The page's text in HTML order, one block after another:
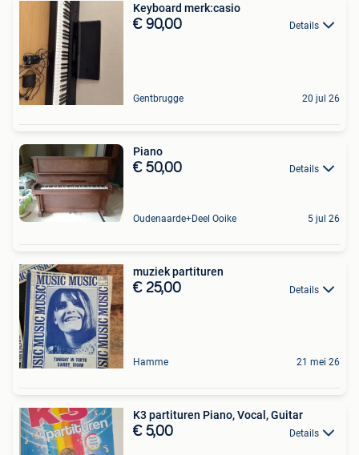
Keyboard merk:casio
€ 90,00 Details
Gentbrugge 20 jul 26
Piano
€ 50,00 Details
Oudenaarde+Deel Ooike 5 jul 26
muziek partituren
€ 25,00 Details
Hamme 21 mei 26
K3 partituren Piano, Vocal, Guitar
€ 5,00 Details